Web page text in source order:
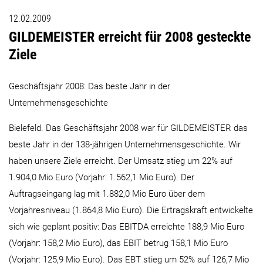
12.02.2009
GILDEMEISTER erreicht für 2008 gesteckte
Ziele
Geschäftsjahr 2008: Das beste Jahr in der
Unternehmensgeschichte
Bielefeld. Das Geschäftsjahr 2008 war für GILDEMEISTER das
beste Jahr in der 138-jährigen Unternehmensgeschichte. Wir
haben unsere Ziele erreicht. Der Umsatz stieg um 22% auf
1.904,0 Mio Euro (Vorjahr: 1.562,1 Mio Euro). Der
Auftragseingang lag mit 1.882,0 Mio Euro über dem
Vorjahresniveau (1.864,8 Mio Euro). Die Ertragskraft entwickelte
sich wie geplant positiv: Das EBITDA erreichte 188,9 Mio Euro
(Vorjahr: 158,2 Mio Euro), das EBIT betrug 158,1 Mio Euro
(Vorjahr: 125,9 Mio Euro). Das EBT stieg um 52% auf 126,7 Mio